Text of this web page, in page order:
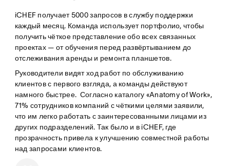
iCHEF получает 5000 запросов в службу поддержки
каждый месяц. Команда использует портфолио, чтобы
получить чёткое представление обо всех связанных
проектах — от обучения перед развёртыванием до
отслеживания аренды и ремонта планшетов.
Руководители видят ход работ по обслуживанию
клиентов с первого взгляда, а команды действуют
намного быстрее. Согласно каталогу «Anatomy of Work»,
71% сотрудников компаний с чёткими целями заявили,
что им легко работать с заинтересованными лицами из
других подразделений. Так было и в iCHEF, где
прозрачность привела к улучшению совместной работы
над запросами клиентов.